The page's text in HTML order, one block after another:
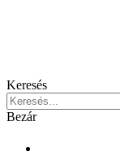
Keresés
Bezár